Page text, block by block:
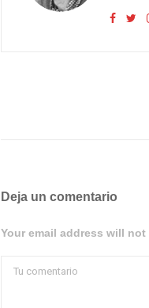
Deja un comentario
Your email address will